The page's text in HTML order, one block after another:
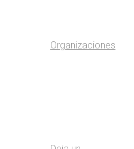
Organizaciones